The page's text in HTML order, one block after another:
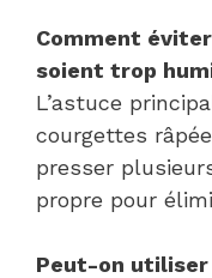
Comment
soient trop
L’astuce
courgettes
presser
propre pour
Peut-on utiliser